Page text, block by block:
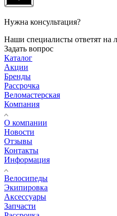
Нужна консультация?
Наши специалисты ответят
Задать вопрос
Каталог
Акции
Бренды
Рассрочка
Веломастерская
Компания
О компании
Новости
Отзывы
Контакты
Информация
Велосипеды
Экипировка
Аксессуары
Запчасти